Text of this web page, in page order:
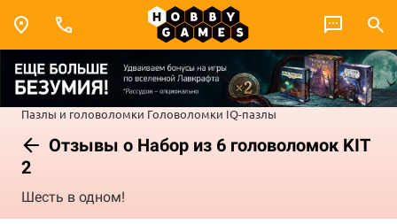
Пазлы и головоломки Головоломки IQ-пазлы
Отзывы о Набор из 6 головоломок KIT
2
Шесть в одном!